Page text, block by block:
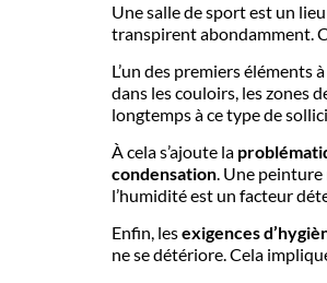
Une salle de sport est un
transpirent abondamment.
L’un des premiers éléments
dans les couloirs, les zones
longtemps à ce type de
À cela s’ajoute la
condensation. Une peinture
l’humidité est un facteur
Enfin, lesexigences
ne se détériore. Cela